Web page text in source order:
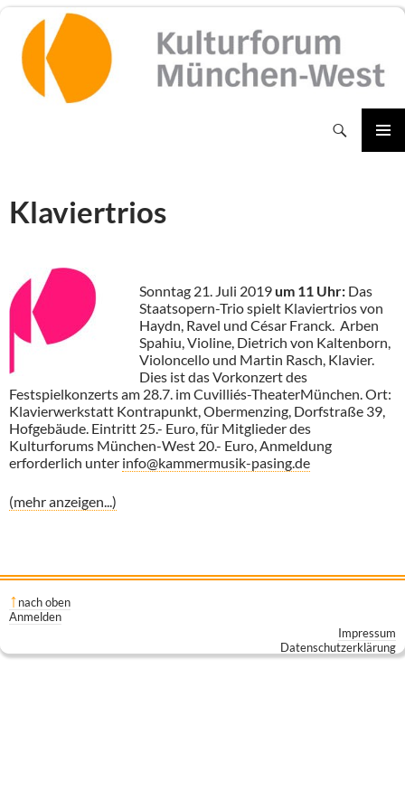
Inhalt
springen
Klaviertrios
Sonntag 21. Juli 2019um 11 Uhr: Das
Staatsopern-Trio spielt Klaviertrios von
Haydn, Ravel und César Franck. Arben
Spahiu, Violine, Dietrich von Kaltenborn,
Violoncello und Martin Rasch, Klavier.
Dies ist das Vorkonzert des
Festspielkonzerts am 28.7. im Cuvilliés-TheaterMünchen. Ort:
Klavierwerkstatt Kontrapunkt, Obermenzing, Dorfstraße 39,
Hofgebäude. Eintritt 25.- Euro, für Mitglieder des
Kulturforums München-West 20.- Euro, Anmeldung
erforderlich unter info@kammermusik-pasing.de
(mehr anzeigen...)
nach oben
Anmelden
Impressum
Datenschutzerklärung